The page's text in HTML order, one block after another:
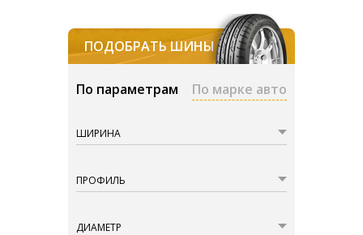
ПОДОБРАТЬ ШИНЫ
По параметрам По марке авто
ШИРИНА
ПРОФИЛЬ
ДИАМЕТР